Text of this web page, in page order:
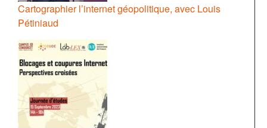
Cartographier l’internet géopolitique, avec Louis
Pétiniaud